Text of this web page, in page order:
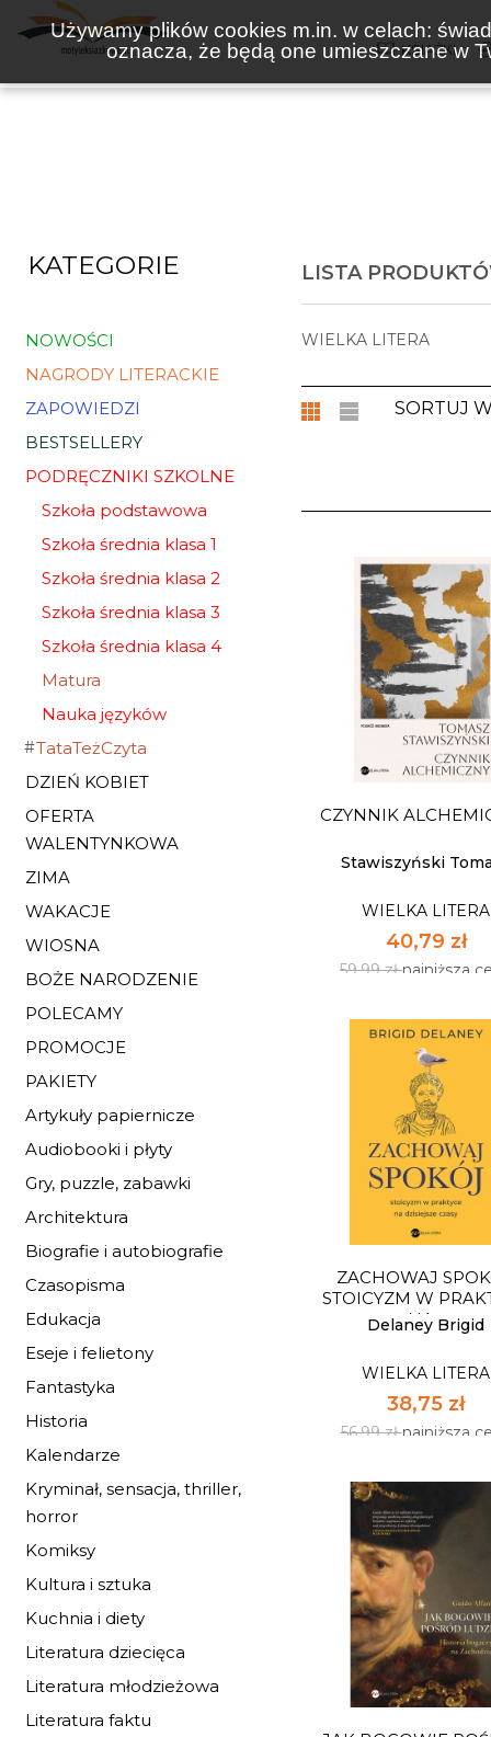
Używamy plików cookies m.in. w celach:
oznacza, że będą one umieszczane w
KSIĄŻKI
KATEGORIE
NOWOŚCI
NAGRODY LITERACKIE
ZAPOWIEDZI
BESTSELLERY
PODRĘCZNIKI SZKOLNE
Szkoła podstawowa
Szkoła średnia klasa 1
Szkoła średnia klasa 2
Szkoła średnia klasa 3
Szkoła średnia klasa 4
Matura
Nauka języków
TataTeżCzyta
DZIEŃ KOBIET
OFERTA
WALENTYNKOWA
ZIMA
WAKACJE
WIOSNA
BOŻE NARODZENIE
POLECAMY
PROMOCJE
PAKIETY
Artykuły papiernicze
Audiobooki i płyty
Gry, puzzle, zabawki
Architektura
Biografie i autobiografie
Czasopisma
Edukacja
Eseje i felietony
Fantastyka
Historia
Kalendarze
Kryminał, sensacja, thriller,
horror
Komiksy
Kultura i sztuka
Kuchnia i diety
Literatura dziecięca
Literatura młodzieżowa
Literatura faktu
LISTA
WIELKA LITERA
SORTUJ
CZYNNIK
Stawiszyński
WIELKA LITERA
40,79 zł
59,99 złnajniższa
CZYNNIK
WIELKA LITERA
40,79 zł
59,99 złnajniższa
Dostępnych: 8
Ilość:
DO KOSZYKA
ZACHOWAJ
STOICYZM W
NA...
Delaney Brigid
WIELKA LITERA
38,75 zł
56,99 złnajniższa
ZACHOWAJ
STOICYZM W
NA...
WIELKA LITERA
38,75 zł
56,99 złnajniższa